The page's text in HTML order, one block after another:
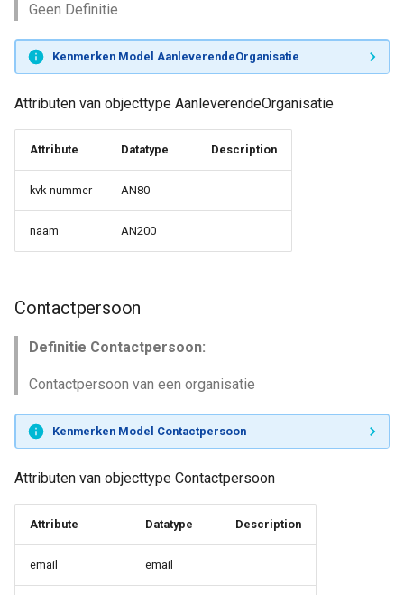
Geen Definitie
Kenmerken Model AanleverendeOrganisatie
Attributen van objecttype AanleverendeOrganisatie
Attribute Datatype Description
kvk-nummer AN80
naam AN200
Contactpersoon
Definitie Contactpersoon:
Contactpersoon van een organisatie
Kenmerken Model Contactpersoon
Attributen van objecttype Contactpersoon
Attribute Datatype Description
email email